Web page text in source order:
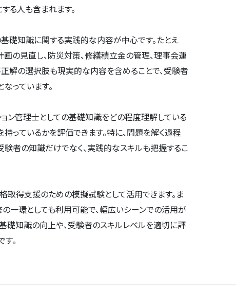
る人も含まれます。
礎知識に関する実践的な内容が中心です。たとえ
の見直し、防災対策、修繕積立金の管理、理事会運
解の選択肢も現実的な内容を含めることで、受験者
っています。
ン管理士としての基礎知識をどの程度理解している
っているかを評価できます。特に、問題を解く過程
者の知識だけでなく、実践的なスキルも把握するこ
取得支援のための模擬試験として活用できます。ま
一環としても利用可能で、幅広いシーンでの活用が
礎知識の向上や、受験者のスキルレベルを適切に評
。